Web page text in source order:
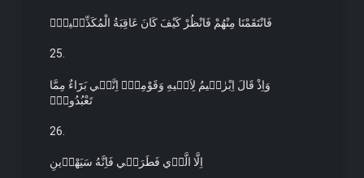
فَانْتَقَمْنَا مِنْهُمْ فَانْظُرْ كَيْفَ كَانَ عَاقِبَةُ الْمُكَذِّب۪ينَ۟
25.
وَاِذْ قَالَ اِبْرٰه۪يمُ لِاَب۪يهِ وَقَوْمِه۪ٓ اِنَّن۪ي بَرَٓاءٌ مِمَّا
تَعْبُدُونَۙ
26.
اِلَّا الَّذ۪ي فَطَرَن۪ي فَاِنَّهُ سَيَهْد۪ينِ